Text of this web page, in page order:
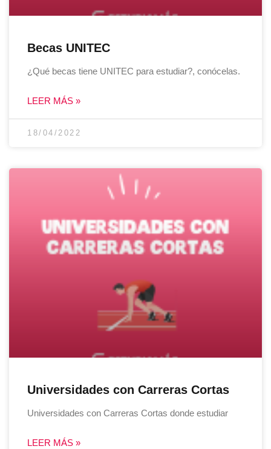
Becas UNITEC
¿Qué becas tiene UNITEC para estudiar?, conócelas.
LEER MÁS »
18/04/2022
Universidades con Carreras Cortas
Universidades con Carreras Cortas donde estudiar
LEER MÁS »